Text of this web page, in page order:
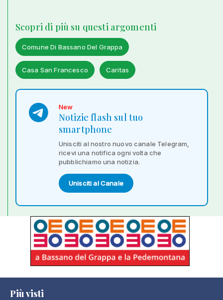
Scopri di più su questi argomenti
Comune Di Bassano Del Grappa
Casa San Francesco Caritas
New
Notizie flash sul tuo
smartphone
Unisciti al nostro nuovo canale Telegram,
ricevi una notifica ogni volta che
pubblichiamo una notizia.
Unisciti al Canale
Più visti